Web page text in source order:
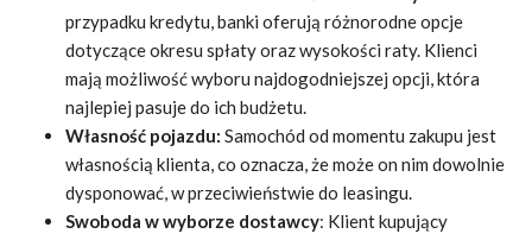
przypadku kredytu, banki oferują różnorodne opcje
dotyczące okresu spłaty oraz wysokości raty. Klienci
mają możliwość wyboru najdogodniejszej opcji, która
najlepiej pasuje do ich budżetu.
Własność pojazdu: Samochód od momentu zakupu jest
własnością klienta, co oznacza, że może on nim dowolnie
dysponować, w przeciwieństwie do leasingu.
Swoboda w wyborze dostawcy: Klient kupujący